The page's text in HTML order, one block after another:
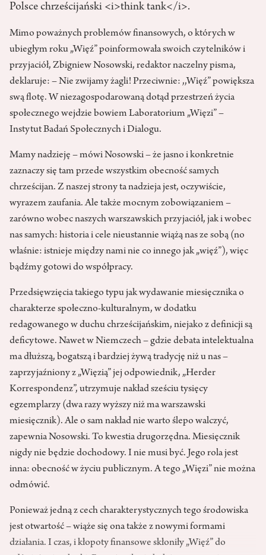
Polsce chrześcijański <i>think tank</i>.
Mimo poważnych problemów finansowych, o których w
ubiegłym roku „Więź” poinformowała swoich czytelników i
przyjaciół, Zbigniew Nosowski, redaktor naczelny pisma,
deklaruje: – Nie zwijamy żagli! Przeciwnie: ,,Więź” powiększa
swą flotę. W niezagospodarowaną dotąd przestrzeń życia
społecznego wejdzie bowiem Laboratorium „Więzi” –
Instytut Badań Społecznych i Dialogu.
Mamy nadzieję – mówi Nosowski – że jasno i konkretnie
zaznaczy się tam przede wszystkim obecność samych
chrześcijan. Z naszej strony ta nadzieja jest, oczywiście,
wyrazem zaufania. Ale także mocnym zobowiązaniem –
zarówno wobec naszych warszawskich przyjaciół, jak i wobec
nas samych: historia i cele nieustannie wiążą nas ze sobą (no
właśnie: istnieje między nami nie co innego jak „więź”), więc
bądźmy gotowi do współpracy.
Przedsięwzięcia takiego typu jak wydawanie miesięcznika o
charakterze społeczno-kulturalnym, w dodatku
redagowanego w duchu chrześcijańskim, niejako z definicji są
deficytowe. Nawet w Niemczech – gdzie debata intelektualna
ma dłuższą, bogatszą i bardziej żywą tradycję niż u nas –
zaprzyjaźniony z „Więzią” jej odpowiednik, „Herder
Korrespondenz”, utrzymuje nakład sześciu tysięcy
egzemplarzy (dwa razy wyższy niż ma warszawski
miesięcznik). Ale o sam nakład nie warto ślepo walczyć,
zapewnia Nosowski. To kwestia drugorzędna. Miesięcznik
nigdy nie będzie dochodowy. I nie musi być. Jego rola jest
inna: obecność w życiu publicznym. A tego „Więzi” nie można
odmówić.
Ponieważ jedną z cech charakterystycznych tego środowiska
jest otwartość – wiąże się ona także z nowymi formami
działania. I czas, i kłopoty finansowe skłoniły „Więź” do